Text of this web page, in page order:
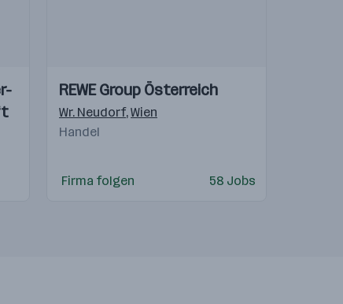
Wien
Videos
Einblicke
Einblicke
REWE Group Österreich
Wr. Neudorf,Wien
Handel
Firma folgen 58 Jobs